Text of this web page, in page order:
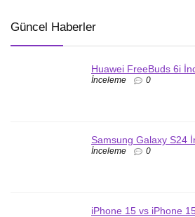
Güncel Haberler
Huawei FreeBuds 6i
İnceleme 0
Samsung Galaxy S24
İnceleme 0
iPhone 15 vs iPhone